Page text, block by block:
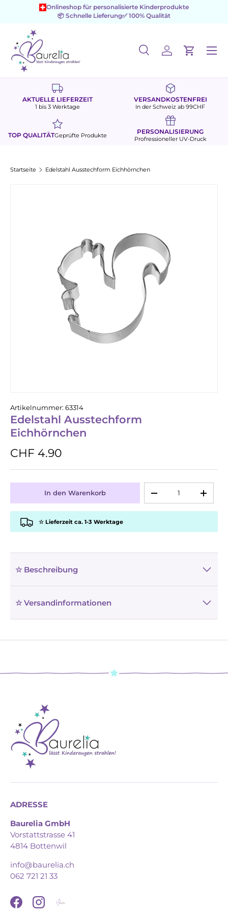
Direkt zum Inhalt
Onlineshop für personalisierte Kinderprodukte
📦 Schnelle Lieferung✅ 100% Qualität
Suchen
SucheEinloggen
Menü
AKTUELLE LIEFERZEIT
1 bis 3 Werktage
VERSANDKOSTENFREI
In der Schweiz ab 99CHF
TOP QUALITÄTGeprüfte Produkte PERSONALISIERUNG
Profressioneller UV-Druck
Startseite Edelstahl Ausstechform Eichhörnchen
Artikelnummer: 63314
Edelstahl Ausstechform
Eichhörnchen
CHF 4.90
-
+
In den Warenkorb
☆ Lieferzeit ca. 1-3 Werktage
☆ Beschreibung
☆ Versandinformationen
ADRESSE
Baurelia GmbH
Vorstattstrasse 41
4814 Bottenwil
info@baurelia.ch
062 721 21 33
FacebookInstagram